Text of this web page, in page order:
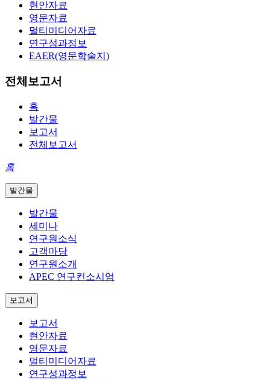
현안자료
영문자료
멀티미디어자료
연구성과정보
EAER(영문학술지)
전체보고서
홈
발간물
보고서
전체보고서
홈
발간물
발간물
세미나
연구원소식
고객마당
연구원소개
APEC 연구컨소시엄
보고서
보고서
현안자료
영문자료
멀티미디어자료
연구성과정보